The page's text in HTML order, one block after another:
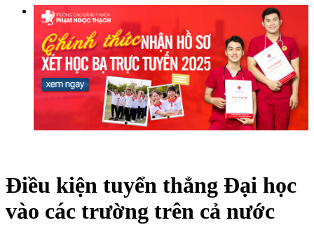
Điều kiện tuyển thẳng Đại học
vào các trường trên cả nước